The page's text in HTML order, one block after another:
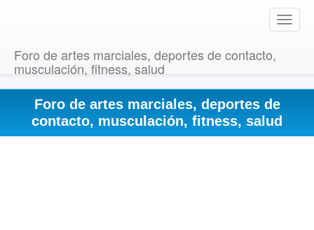
T
o
e
v
Foro de artes marciales, deportes de contacto,
musculación, fitness, salud
Foro de artes marciales, deportes de
contacto, musculación, fitness, salud